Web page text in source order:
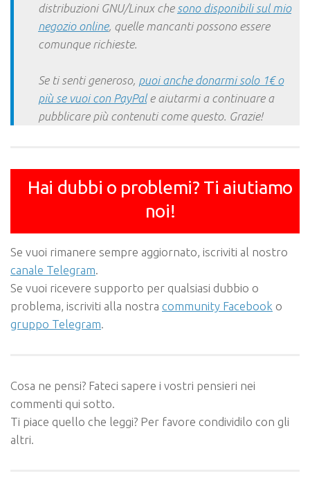
distribuzioni GNU/Linux che sono disponibili sul mio
negozio online, quelle mancanti possono essere
comunque richieste.
Se ti senti generoso, puoi anche donarmi solo 1€ o
più se vuoi con PayPale aiutarmi a continuare a
pubblicare più contenuti come questo. Grazie!
Hai dubbi o problemi? Ti aiutiamo
noi!
Se vuoi rimanere sempre aggiornato, iscriviti al nostro
canale Telegram
Se vuoi ricevere supporto per qualsiasi dubbio o
problema, iscriviti alla nostra community Facebook o
gruppo Telegram
Cosa ne pensi? Fateci sapere i vostri pensieri nei
commenti qui sotto.
Ti piace quello che leggi? Per favore condividilo con gli
altri.